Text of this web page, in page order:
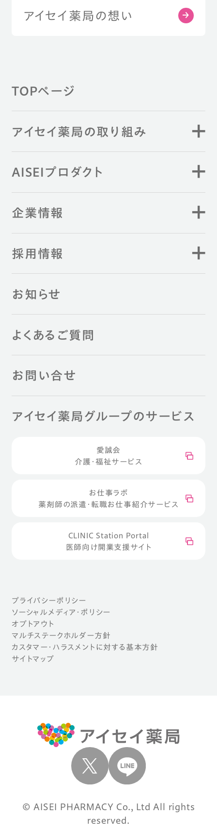
アイセイ薬局の想い
TOPページ
アイセイ薬局の取り組み
AISEIプロダクト
企業情報
採用情報
お知らせ
よくあるご質問
お問い合せ
アイセイ薬局グループのサービス
愛誠会
介護・福祉サービス
お仕事ラボ
薬剤師の派遣・転職お仕事紹介サービス
CLINIC Station Portal
医師向け開業支援サイト
プライバシーポリシー
ソーシャルメディア・ポリシー
オプトアウト
マルチステークホルダー方針
カスタマー・ハラスメントに対する基本方針
サイトマップ
© AISEI PHARMACY Co., Ltd All rights
reserved.